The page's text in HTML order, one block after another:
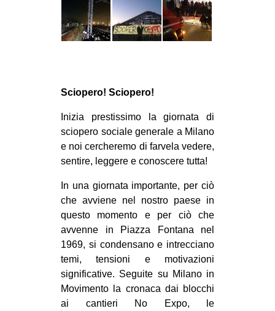
Sciopero! Sciopero!
Inizia prestissimo la giornata di
sciopero sociale generale a Milano
e noi cercheremo di farvela vedere,
sentire, leggere e conoscere tutta!
In una giornata importante, per ciò
che avviene nel nostro paese in
questo momento e per ciò che
avvenne in Piazza Fontana nel
1969, si condensano e intrecciano
temi, tensioni e motivazioni
significative. Seguite su Milano in
Movimento la cronaca dai blocchi
ai cantieri No Expo, le